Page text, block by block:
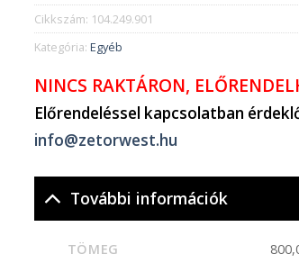
Cikkszám: 104.249.901
Kategória: Egyéb
NINCS RAKTÁRON,
Előrendeléssel kapcsolatban
info@zetorwest.hu
További információk
TÖMEG